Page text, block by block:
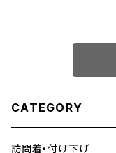
CATEGORY
訪問着・付け下げ